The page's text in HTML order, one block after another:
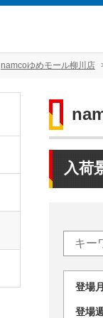
namcoゆめモール柳川店
入荷
登
登